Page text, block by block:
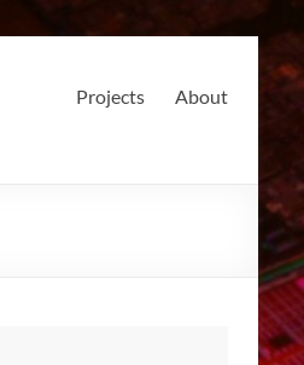
Projects About